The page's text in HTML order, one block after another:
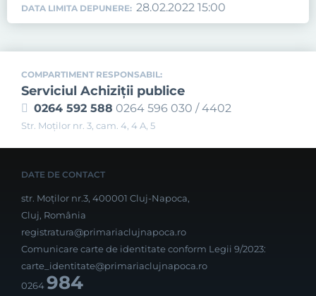
DATA LIMITA DEPUNERE: 28.02.2022 15:00
COMPARTIMENT RESPONSABIL:
Serviciul Achiziţii publice
0264 592 588 0264 596 030 / 4402
Str. Moţilor nr. 3, cam. 4, 4 A, 5
DATE DE CONTACT
str. Moților nr.3, 400001 Cluj-Napoca,
Cluj, România
registratura@primariaclujnapoca.ro
Comunicare carte de identitate conform Legii 9/2023:
carte_identitate@primariaclujnapoca.ro
0264984